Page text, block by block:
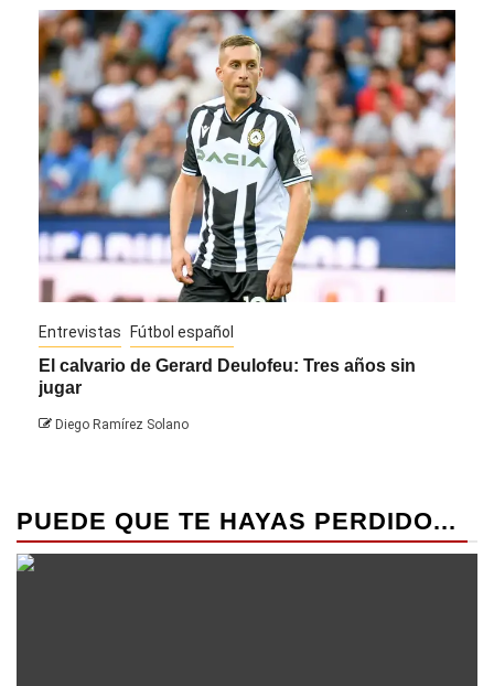
Entrevistas Fútbol español
El calvario de Gerard Deulofeu: Tres años sin
jugar
Diego Ramírez Solano
PUEDE QUE TE HAYAS PERDIDO...